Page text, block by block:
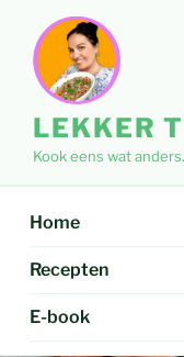
inhoud
LEKKER
Kook eens wat
Home
Recepten
E-book